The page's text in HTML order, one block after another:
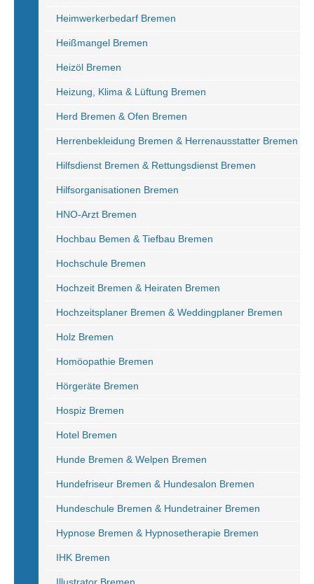
Heimwerkerbedarf Bremen
Heißmangel Bremen
Heizöl Bremen
Heizung, Klima & Lüftung Bremen
Herd Bremen & Ofen Bremen
Herrenbekleidung Bremen & Herrenausstatter Bremen
Hilfsdienst Bremen & Rettungsdienst Bremen
Hilfsorganisationen Bremen
HNO-Arzt Bremen
Hochbau Bemen & Tiefbau Bremen
Hochschule Bremen
Hochzeit Bremen & Heiraten Bremen
Hochzeitsplaner Bremen & Weddingplaner Bremen
Holz Bremen
Homöopathie Bremen
Hörgeräte Bremen
Hospiz Bremen
Hotel Bremen
Hunde Bremen & Welpen Bremen
Hundefriseur Bremen & Hundesalon Bremen
Hundeschule Bremen & Hundetrainer Bremen
Hypnose Bremen & Hypnosetherapie Bremen
IHK Bremen